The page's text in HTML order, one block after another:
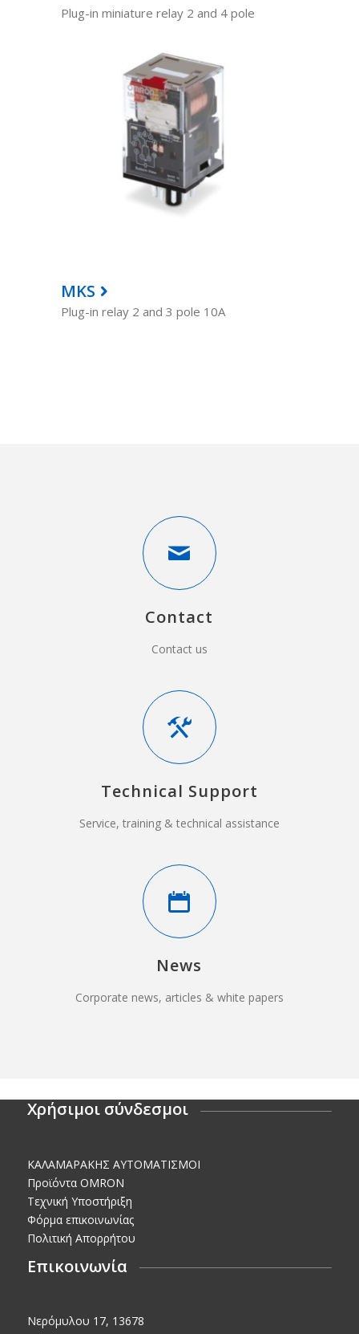
Plug-in miniature relay 2 and 4 pole
MKS
Plug-in relay 2 and 3 pole 10A
Contact
Contact us
Technical Support
Service, training & technical assistance
News
Corporate news, articles & white papers
Χρήσιμοι σύνδεσμοι
KΑΛΑΜΑΡΑΚΗΣ AΥΤΟΜΑΤΙΣΜΟΙ
Προϊόντα OMRON
Τεχνική Υποστήριξη
Φόρμα επικοινωνίας
Πολιτική Απορρήτου
Επικοινωνία
Νερόμυλου 17, 13678